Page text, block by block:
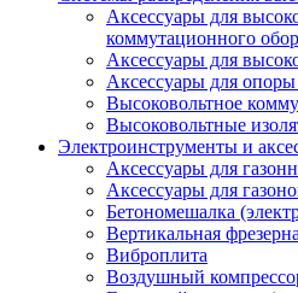
Аксессуары для
коммутационного
Аксессуары для
Аксессуары для
Высоковольтное
Высоковольтные
Электроинструменты и
Аксессуары для
Аксессуары для
Бетономешалка
Вертикальная
Виброплита
Воздушный